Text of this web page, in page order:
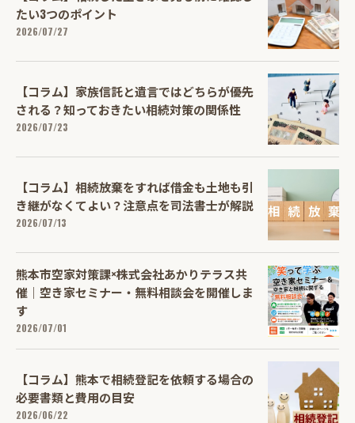
たい3つのポイント
2026/07/27
【コラム】家族信託と遺言ではどちらが優先
される？知っておきたい相続対策の関係性
2026/07/23
【コラム】相続放棄をすれば借金も土地も引
き継がなくてよい？注意点を司法書士が解説
2026/07/13
熊本市空家対策課×株式会社あかりテラス共
催｜空き家セミナー・無料相談会を開催しま
す
2026/07/01
【コラム】熊本で相続登記を依頼する場合の
必要書類と費用の目安
2026/06/22